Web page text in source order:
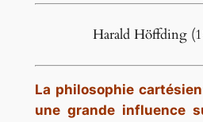
Harald Höffding
La philosophie
une grande influence